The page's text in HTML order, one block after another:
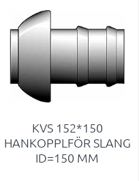
KVS 152*150
HANKOPPLFÖR SLANG
ID=150 MM